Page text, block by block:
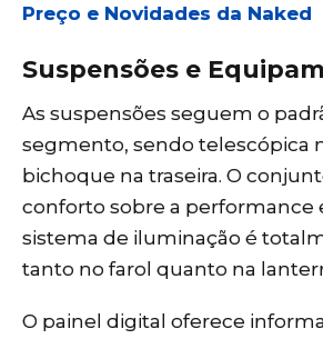
Preço e Novidades da Naked
Suspensões e
As suspensões seguem o
segmento, sendo telescópica
bichoque na traseira. O
conforto sobre a performance
sistema de iluminação é
tanto no farol quanto na
O painel digital oferece